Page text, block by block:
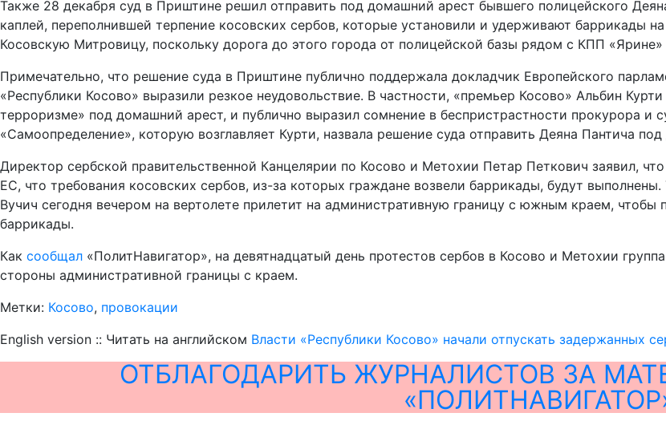
Также 28 декабря суд в Приштине решил отправить под домашний арест бывшего полицейского
каплей, переполнившей терпение косовских сербов, которые установили и удерживают баррикады
Косовскую Митровицу, поскольку дорога до этого города от полицейской базы рядом с КПП
Примечательно, что решение суда в Приштине публично поддержала докладчик Европейского
«Республики Косово» выразили резкое неудовольствие. В частности, «премьер Косово» Альбин
терроризме» под домашний арест, и публично выразил сомнение в беспристрастности прокурора и
«Самоопределение», которую возглавляет Курти, назвала решение суда отправить Деяна Пантича
Директор сербской правительственной Канцелярии по Косово и Метохии Петар Петкович заявил,
ЕС, что требования косовских сербов, из-за которых граждане возвели баррикады, будут
Вучич сегодня вечером на вертолете прилетит на административную границу с южным краем, чтобы
баррикады.
Как сообщал «ПолитНавигатор», на девятнадцатый день протестов сербов в Косово и Метохии
стороны административной границы с краем.
Метки: Косово, провокации
English version :: Читать на английском Власти «Республики Косово» начали отпускать задержанных
ОТБЛАГОДАРИТЬ ЖУРНАЛИСТОВ ЗА